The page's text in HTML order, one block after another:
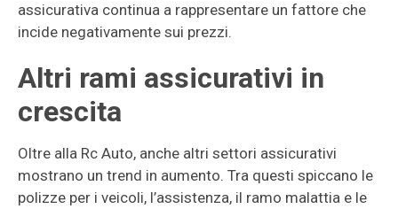
assicurativa continua a rappresentare un fattore che
incide negativamente sui prezzi.
Altri rami assicurativi in
crescita
Oltre alla Rc Auto, anche altri settori assicurativi
mostrano un trend in aumento. Tra questi spiccano le
polizze per i veicoli, l’assistenza, il ramo malattia e le